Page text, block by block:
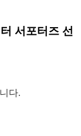
서포터즈 선
다.